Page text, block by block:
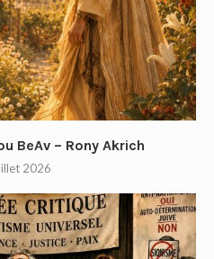
BeAv – Rony Akrich
2026